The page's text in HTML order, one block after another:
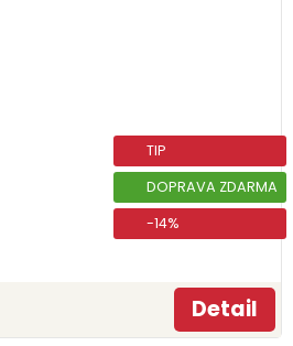
TIP
DOPRAVA ZDARMA
-14%
Detail